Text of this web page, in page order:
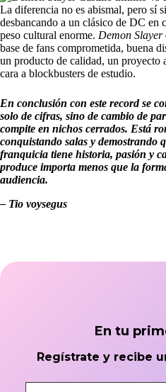
La diferencia no es abismal, pero sí
desbancando a un clásico de DC en
peso cultural enorme. Demon Slayer
base de fans comprometida, buena
un producto de calidad, un proyecto
cara a blockbusters de estudio.
En conclusión con este record se
solo de cifras, sino de cambio de
compite en nichos cerrados. Está
conquistando salas y demostrando
franquicia tiene historia, pasión y
produce importa menos que la
audiencia.
– Tio voysegus
En tu
Regístrate y recibe